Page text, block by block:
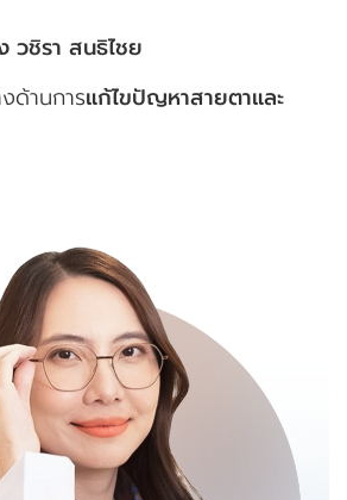
ชิรา สนธิไชย
ด้านการแก้ไขปัญหาสายตาและ